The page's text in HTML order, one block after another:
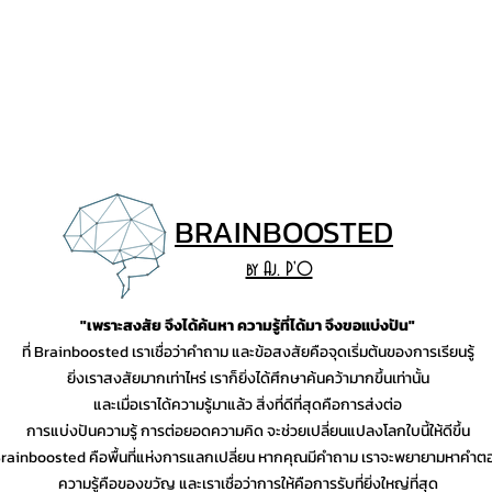
BRAINBOOSTED
by Aj. P'O
"เพราะสงสัย จึงได้ค้นหา ความรู้ที่ได้มา จึงขอแบ่งปัน"
ที่ Brainboosted เราเชื่อว่าคำถาม และข้อสงสัยคือจุดเริ่มต้นของการเรียนรู้
ยิ่งเราสงสัยมากเท่าไหร่ เราก็ยิ่งได้ศึกษาค้นคว้ามากขึ้นเท่านั้น
และเมื่อเราได้ความรู้มาแล้ว สิ่งที่ดีที่สุดคือการส่งต่อ
การแบ่งปันความรู้ การต่อยอดความคิด จะช่วยเปลี่ยนแปลงโลกใบนี้ให้ดีขึ้น
คือพื้นที่แห่งการแลกเปลี่ยน หากคุณมีคำถาม เราจะพยายามหาคำต
ความรู้คือของขวัญ และเราเชื่อว่าการให้คือการรับที่ยิ่งใหญ่ที่สุด